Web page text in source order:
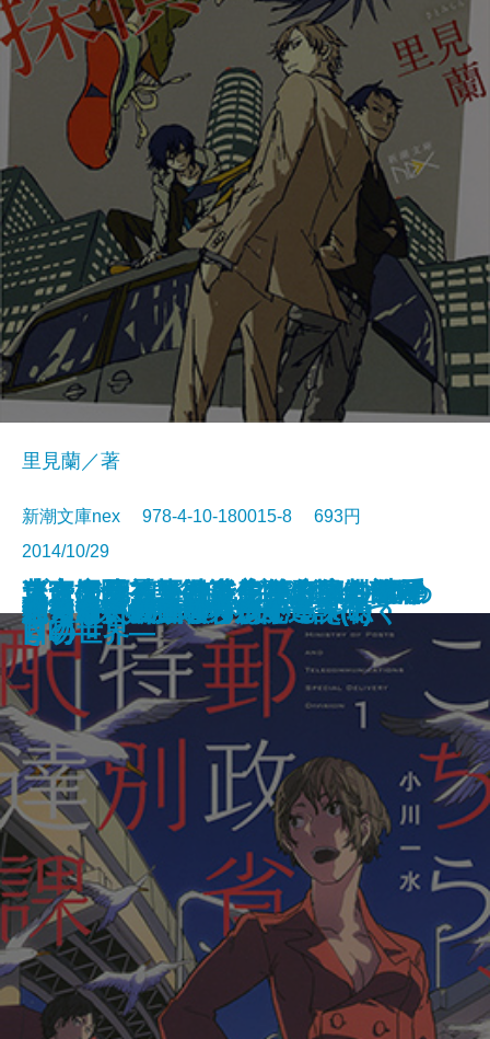
謎好き乙女と奪われた青春
ロシア幽霊軍艦事件―名探偵 御手
洗潔―
御手洗潔と進々堂珈琲
坂東蛍子、屋上にて仇敵を待つ
僕僕先生 零
ここで死神から残念なお知らせで
す。
ひとつ火の粉の雪の中
未来探偵アドのネジれた事件簿―
タイムパラドクスイリ―
ブタカン！～池谷美咲の演劇部日
誌～
大神兄弟探偵社
里見蘭／著
新潮文庫nex 978-4-10-180015-8 693円
2014/10/29
こちら、郵政省特別配達課(1)
こちら、郵政省特別配達課(2)
迷宮庭園―華術師 宮籠彩人の謎解
き―
天久鷹央の推理カルテ
絶望系
消えない夏に僕らはいる
スキュラ＆カリュブディス―死の
口吻―
バリ3探偵 圏内ちゃん
知らない映画のサントラを聴く
革命のリベリオン―第I部 いつわ
りの世界―